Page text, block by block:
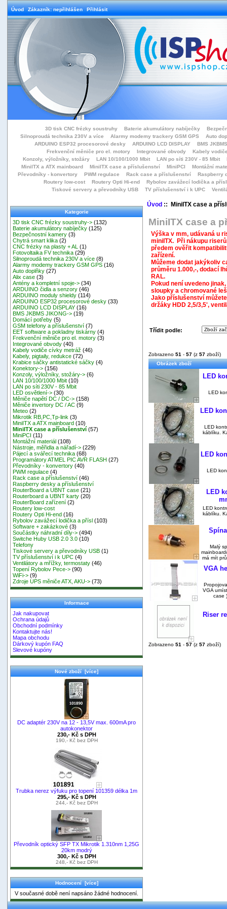
Úvod Zákazník: nepřihlášen Přihlásit
3D tisk CNC frézky soustruhy Baterie akumulátory nabíječky
Silnoproudá technika 230V a více
Alarmy modemy trackery GSM GPS
Auto
ARDUINO ESP32 procesorové desky
ARDUINO LCD DISPLAY
BMS
Frekvenční měniče pro el. motory
Integrované obvody
Kabely
Konzoly, výložníky, stožáry
LAN 10/100/1000 Mbit LAN po síti 230V - 85 Mbit
MiniITX a ATX mainboard
MiniITX case a příslušenství MiniPCI
Montážní
Převodníky - konvertory
PWM regulace Rack case a příslušenství
Raspberry
Routery low-cost
Routery Opti Hi-end
Rybolov zavážecí lodička a přísl
Tiskové servery a převodníky USB
TV příslušenství i k UPC
Kategorie
3D tisk CNC frézky soustruhy-> (132)
Baterie akumulátory nabíječky (125)
Bezpečnostní kamery (3)
Chytrá smart klika (2)
CNC frézky na plasty + AL
(1)
Fotovoltaika FV technika (29)
Silnoproudá technika 230V a více (8)
Alarmy modemy trackery GSM GPS (16)
Auto doplňky (27)
Alix case (3)
Antény a kompletní spoje-> (34)
ARDUINO čidla a senzory (46)
ARDUINO moduly shieldy (114)
ARDUINO ESP32 procesorové desky (33)
ARDUINO LCD DISPLAY (16)
BMS JKBMS JIKONG-> (19)
Domácí potřeby (5)
GSM telefony a příslušenství (7)
EET software a pokladny tiskárny (4)
Frekvenční měniče pro el. motory (3)
Integrované obvody (40)
Kabely vodiče cívky metráž (46)
Kabely, pigtaily, redukce (72)
Krabice sáčky antistatické sáčky (4)
Konektory-> (156)
Konzoly, výložníky, stožáry-> (6)
LAN 10/100/1000 Mbit (10)
LAN po síti 230V - 85 Mbit
LED osvětlení-> (30)
Měniče napětí DC / DC-> (158)
Měniče invertory DC / AC (9)
Meteo (2)
Mikrotik RB,PC,Tp-link (3)
MiniITX a ATX mainboard (10)
MiniITX case a příslušenství (57)
MiniPCI (11)
Montážní materiál (108)
Nástroje, měřidla a nářadí-> (229)
Pájecí a svářecí technika (68)
Programátory ATMEL PIC AVR FLASH (27)
Převodníky - konvertory (40)
PWM regulace (4)
Rack case a příslušenství (46)
Raspberry desky a příslušenství
RouterBoard a UBNT case (21)
Routerboard a UBNT karty (20)
RouterBoard zařízení (2)
Routery low-cost
Routery Opti Hi-end (16)
Rybolov zavážecí lodička a přísl (103)
Software + zakázkové (3)
Součástky náhradní díly-> (494)
Switche Huby USB 2.0 3.0 (10)
Telefony
Tiskové servery a převodníky USB (1)
TV příslušenství i k UPC (4)
Ventilátory a mřížky, termostaty (46)
Topení Rybolov Pece-> (90)
WiFi-> (9)
Zdroje UPS měniče ATX, AKU-> (73)
Informace
Jak nakupovat
Ochrana údajů
Obchodní podmínky
Kontaktujte nás!
Mapa obchodu
Dárkový kupón FAQ
Slevové kupóny
Nové zboží [více]
DC adaptér 230V na 12 - 13,5V max. 600mA pro
autokonektor
230,- Kč s DPH
190,- Kč bez DPH
Trubka nerez výfuku pro topení 101359 délka 1m
295,- Kč s DPH
244,- Kč bez DPH
Převodník optický SFP TX Mikrotik 1.310nm 1,25G
20km modrý
300,- Kč s DPH
248,- Kč bez DPH
Hodnocení [více]
V současné době není napsáno žádné hodnocení.
Úvod:: MiniITX case a
MiniITX case a
Výška v mm, udávaná u
miniITX. Při nákupu
předem ověřit
zařízení.
Můžeme dodat jakýkoliv
průměru 1.000,-, dodací
RAL.
Pokud není uvedeno
sloupky a chromované
Jako příslušenství
držáky HDD 2,5/3,5',
Třídit podle:
Zobrazeno 51 - 57 (z 57 zboží)
Obrázek zboží
LED
LED
LED
LED
káblíku.
LED
LED
LED
LED
káblíku.
Malý
má mít
VGA
VGA
case
Riser
Zobrazeno 51 - 57 (z 57 zboží)